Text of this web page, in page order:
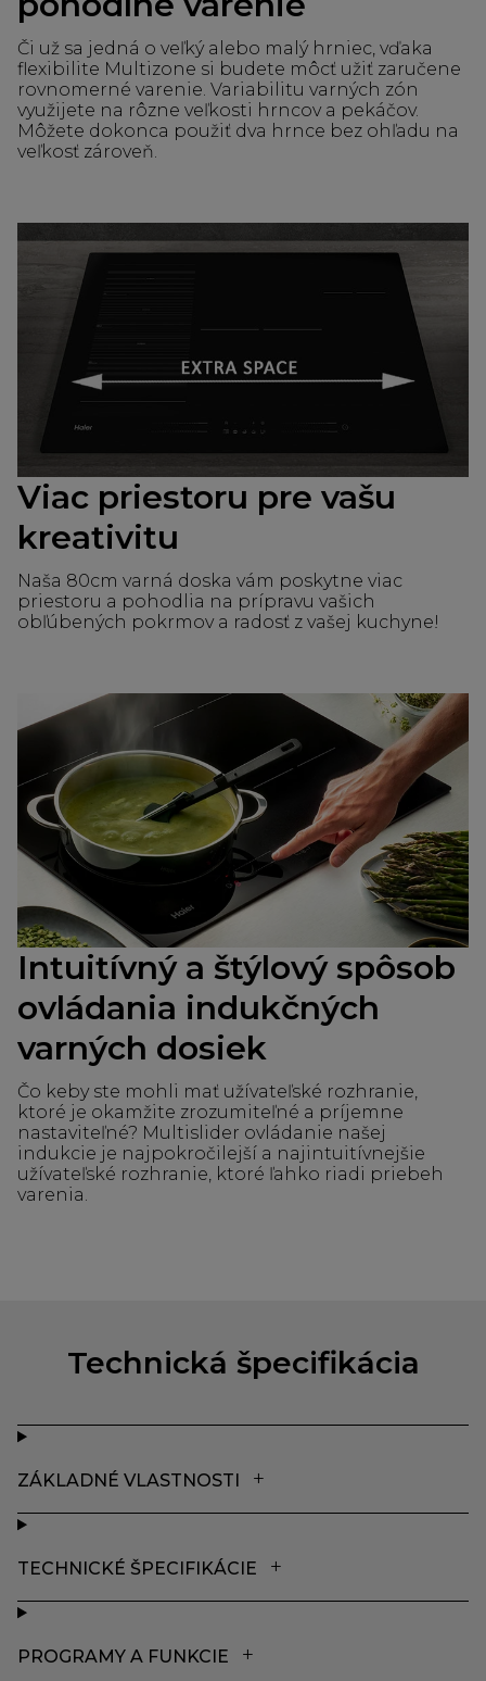
Či už sa jedná o veľký alebo malý hrniec, vďaka
flexibilite Multizone si budete môcť užiť zaručene
rovnomerné varenie. Variabilitu varných zón
využijete na rôzne veľkosti hrncov a pekáčov.
Môžete dokonca použiť dva hrnce bez ohľadu na
veľkosť zároveň.
Viac priestoru pre vašu
kreativitu
Naša 80cm varná doska vám poskytne viac
priestoru a pohodlia na prípravu vašich
obľúbených pokrmov a radosť z vašej kuchyne!
Intuitívný a štýlový spôsob
ovládania indukčných
varných dosiek
Čo keby ste mohli mať užívateľské rozhranie,
ktoré je okamžite zrozumiteľné a príjemne
nastaviteľné? Multislider ovládanie našej
indukcie je najpokročilejší a najintuitívnejšie
užívateľské rozhranie, ktoré ľahko riadi priebeh
varenia.
Technická špecifikácia
ZÁKLADNÉ VLASTNOSTI
TECHNICKÉ ŠPECIFIKÁCIE
PROGRAMY A FUNKCIE